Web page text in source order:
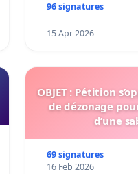
96 signatures
15 Apr 2026
OBJET : Pétition
de dézonage
d’une
69 signatures
16 Feb 2026